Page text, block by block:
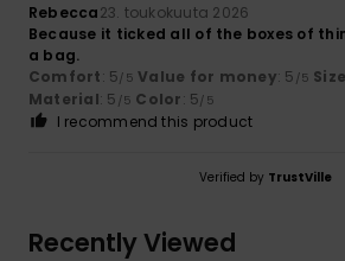
Rebecca23. toukokuuta 2026
Because it ticked all of the boxes of
a bag.
Comfort: 5/5 Value for money: 5 /5 Size
Material: 5 /5 Color: 5/5
I recommend this product
Verified by TrustVille
Recently Viewed